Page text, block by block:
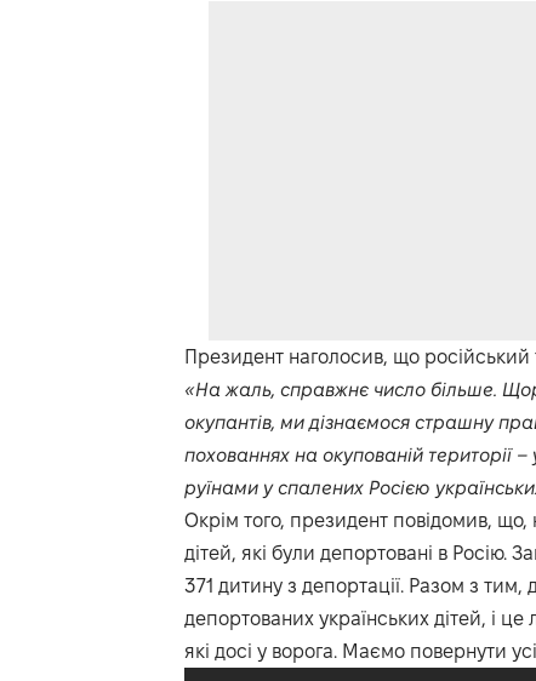
Президент наголосив, що російський
«На жаль, справжнє число більше.
окупантів, ми дізнаємося страшну
похованнях на окупованій території – у
руїнами у спалених Росією
Окрім того, президент повідомив, що,
дітей, які були депортовані в Росію.
371 дитину з депортації. Разом з
депортованих українських дітей, і це
які досі у ворога. Маємо повернути